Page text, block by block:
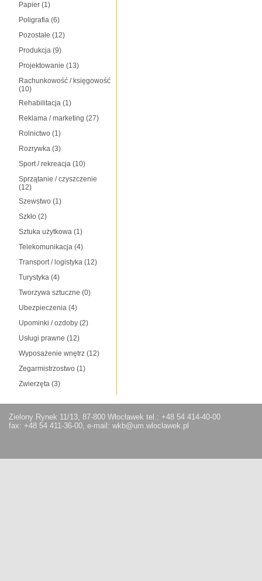
Papier (1)
Poligrafia (6)
Pozostałe (12)
Produkcja (9)
Projektowanie (13)
Rachunkowość / księgowość
(10)
Rehabilitacja (1)
Reklama / marketing (27)
Rolnictwo (1)
Rozrywka (3)
Sport / rekreacja (10)
Sprzątanie / czyszczenie
(12)
Szewstwo (1)
Szkło (2)
Sztuka użytkowa (1)
Telekomunikacja (4)
Transport / logistyka (12)
Turystyka (4)
Tworzywa sztuczne (0)
Ubezpieczenia (4)
Upominki / ozdoby (2)
Usługi prawne (12)
Wyposażenie wnętrz (12)
Zegarmistrzostwo (1)
Zwierzęta (3)
Zielony Rynek 11/13, 87-800 Włocławek tel.: +48 54 414-40-00
fax: +48 54 411-36-00, e-mail: wkb@um.wloclawek.pl